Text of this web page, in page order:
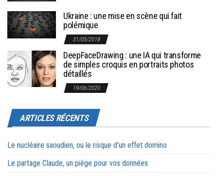
Ukraine : une mise en scène qui fait
polémique
31/05/2018
DeepFaceDrawing : une IA qui transforme
de simples croquis en portraits photos
détaillés
19/06/2020
ARTICLES RÉCENTS
Le nucléaire saoudien, ou le risque d’un effet domino
Le partage Claude, un piège pour vos données